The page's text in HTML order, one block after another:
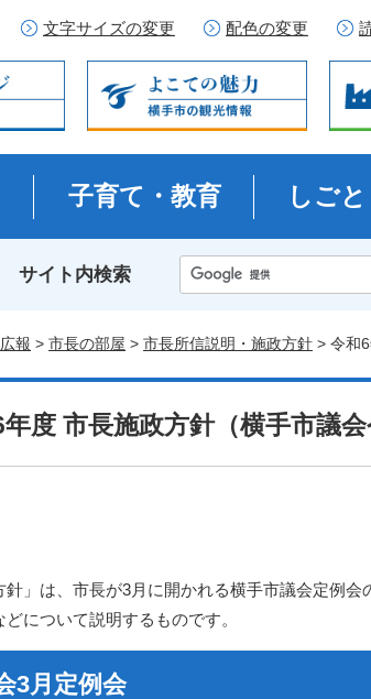
文字サイズの変更 配色の変更
子育て・教育 しご
サイト内検索
報 > 市長の部屋 > 市長所信説明・施政方針 > 令和
度 市長施政方針（横手市議会
針」は、市長が3月に開かれる横手市議会定例
どについて説明するものです。
3月定例会